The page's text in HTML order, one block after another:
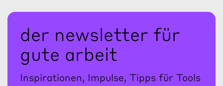
der newsletter für
gute arbeit
Inspirationen, Impulse, Tipps für Tools